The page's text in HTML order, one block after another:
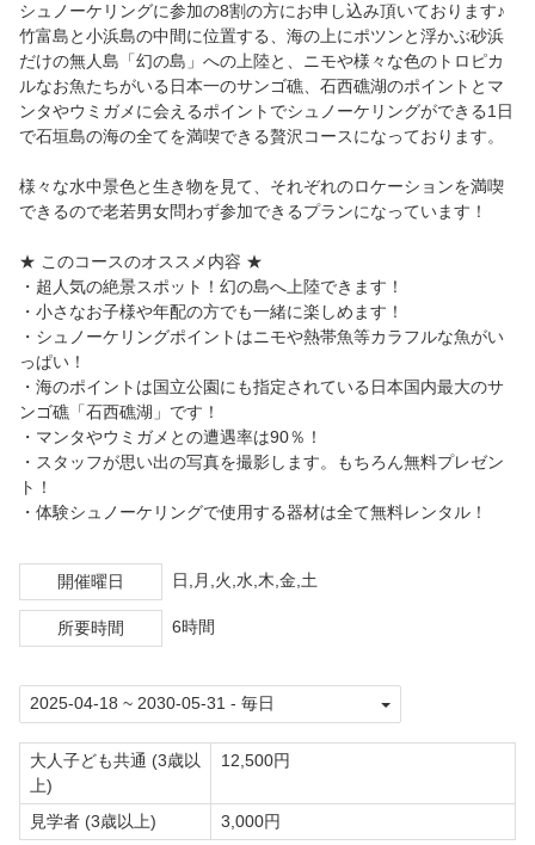
公式HP
シュノーケリングに参加の8割の方にお申し込み頂いております♪
竹富島と小浜島の中間に位置する、海の上にポツンと浮かぶ砂浜
だけの無人島「幻の島」への上陸と、ニモや様々な色のトロピカ
ルなお魚たちがいる日本一のサンゴ礁、石西礁湖のポイントとマ
ンタやウミガメに会えるポイントでシュノーケリングができる1日
で石垣島の海の全てを満喫できる贅沢コースになっております。
様々な水中景色と生き物を見て、それぞれのロケーションを満喫
できるので老若男女問わず参加できるプランになっています！
★ このコースのオススメ内容 ★
・超人気の絶景スポット！幻の島へ上陸できます！
・小さなお子様や年配の方でも一緒に楽しめます！
・シュノーケリングポイントはニモや熱帯魚等カラフルな魚がい
っぱい！
・海のポイントは国立公園にも指定されている日本国内最大のサ
ンゴ礁「石西礁湖」です！
・マンタやウミガメとの遭遇率は90％！
・スタッフが思い出の写真を撮影します。もちろん無料プレゼン
ト！
・体験シュノーケリングで使用する器材は全て無料レンタル！
開催曜日 日,月,火,水,木,金,土
所要時間 6時間
大人子ども共通 (3歳以
上)
12,500円
見学者 (3歳以上) 3,000円